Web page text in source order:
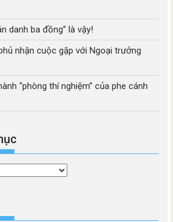
danh ba đồng” là vậy!
nhận cuộc gặp với Ngoại trưởng
“phòng thí nghiệm” của phe cánh